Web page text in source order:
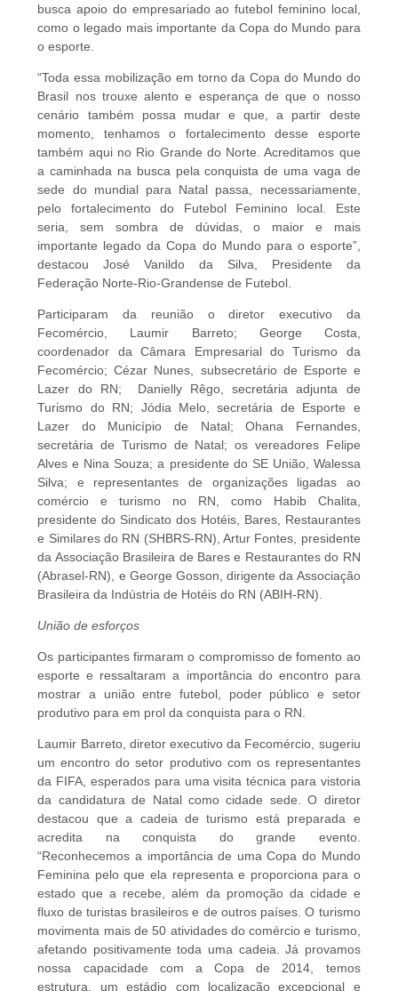
busca apoio do empresariado ao futebol feminino local,
como o legado mais importante da Copa do Mundo para
o esporte.
“Toda essa mobilização em torno da Copa do Mundo do
Brasil nos trouxe alento e esperança de que o nosso
cenário também possa mudar e que, a partir deste
momento, tenhamos o fortalecimento desse esporte
também aqui no Rio Grande do Norte. Acreditamos que
a caminhada na busca pela conquista de uma vaga de
sede do mundial para Natal passa, necessariamente,
pelo fortalecimento do Futebol Feminino local. Este
seria, sem sombra de dúvidas, o maior e mais
importante legado da Copa do Mundo para o esporte”,
destacou José Vanildo da Silva, Presidente da
Federação Norte-Rio-Grandense de Futebol.
Participaram da reunião o diretor executivo da
Fecomércio, Laumir Barreto; George Costa,
coordenador da Câmara Empresarial do Turismo da
Fecomércio; Cézar Nunes, subsecretário de Esporte e
Lazer do RN; Danielly Rêgo, secretária adjunta de
Turismo do RN; Jódia Melo, secretária de Esporte e
Lazer do Município de Natal; Ohana Fernandes,
secretária de Turismo de Natal; os vereadores Felipe
Alves e Nina Souza; a presidente do SE União, Walessa
Silva; e representantes de organizações ligadas ao
comércio e turismo no RN, como Habib Chalita,
presidente do Sindicato dos Hotéis, Bares, Restaurantes
e Similares do RN (SHBRS-RN), Artur Fontes, presidente
da Associação Brasileira de Bares e Restaurantes do RN
(Abrasel-RN), e George Gosson, dirigente da Associação
Brasileira da Indústria de Hotéis do RN (ABIH-RN).
União de esforços
Os participantes firmaram o compromisso de fomento ao
esporte e ressaltaram a importância do encontro para
mostrar a união entre futebol, poder público e setor
produtivo para em prol da conquista para o RN.
Laumir Barreto, diretor executivo da Fecomércio, sugeriu
um encontro do setor produtivo com os representantes
da FIFA, esperados para uma visita técnica para vistoria
da candidatura de Natal como cidade sede. O diretor
destacou que a cadeia de turismo está preparada e
acredita na conquista do grande evento.
“Reconhecemos a importância de uma Copa do Mundo
Feminina pelo que ela representa e proporciona para o
estado que a recebe, além da promoção da cidade e
fluxo de turistas brasileiros e de outros países. O turismo
movimenta mais de 50 atividades do comércio e turismo,
afetando positivamente toda uma cadeia. Já provamos
nossa capacidade com a Copa de 2014, temos
estrutura, um estádio com localização excepcional e